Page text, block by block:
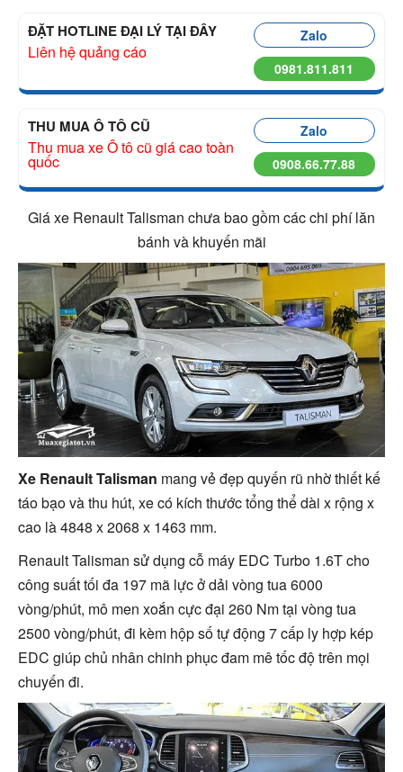
ĐẶT HOTLINE ĐẠI LÝ TẠI ĐÂY
Liên hệ quảng cáo
Zalo
0981.811.811
THU MUA Ô TÔ CŨ
Thu mua xe Ô tô cũ giá cao toàn
quốc
Zalo
0908.66.77.88
Giá xe Renault Talisman chưa bao gồm các chi phí lăn
bánh và khuyến mãi
Xe Renault Talisman mang vẻ đẹp quyến rũ nhờ thiết kế
táo bạo và thu hút, xe có kích thước tổng thể dài x rộng x
cao là 4848 x 2068 x 1463 mm.
Renault Talisman sử dụng cỗ máy EDC Turbo 1.6T cho
công suất tối đa 197 mã lực ở dải vòng tua 6000
vòng/phút, mô men xoắn cực đại 260 Nm tại vòng tua
2500 vòng/phút, đi kèm hộp số tự động 7 cấp ly hợp kép
EDC giúp chủ nhân chinh phục đam mê tốc độ trên mọi
chuyến đi.